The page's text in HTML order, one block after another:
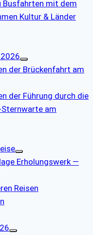
Busfahrten mit dem
Kultur & Länder
der Brückenfahrt am
der Führung durch die
am
Erholungswerk —
Reisen